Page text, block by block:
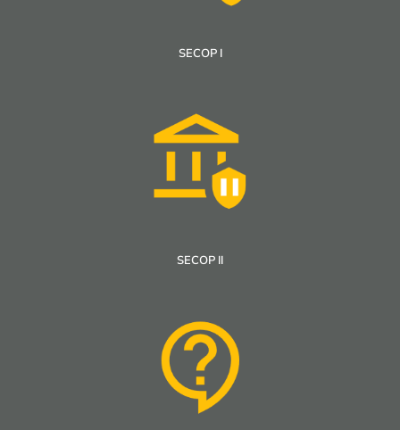
SECOP I
SECOP II